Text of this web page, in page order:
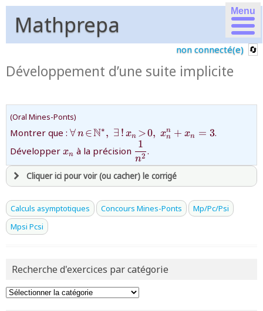
Menu
Mathprepa
non connecté(e)
Développement d’une suite implicite
(Oral Mines-Ponts)
Montrer que : ∀n∈N∗ , ∃ ! xn >0, xn
n + xn = 3.
Développer
{x_{n}}
xn à la précision
{\dfrac{1}
{n^2}}
n2
1
.
Cliquer ici pour voir (ou cacher) le corrigé
avoirune souscription active sur mathprepa
et être
ou testerla page d'extraits libres
Calculs asymptotiques Concours Mines-Ponts
Mp/Pc/Psi
Mpsi Pcsi
Recherche d'exercices par catégorie